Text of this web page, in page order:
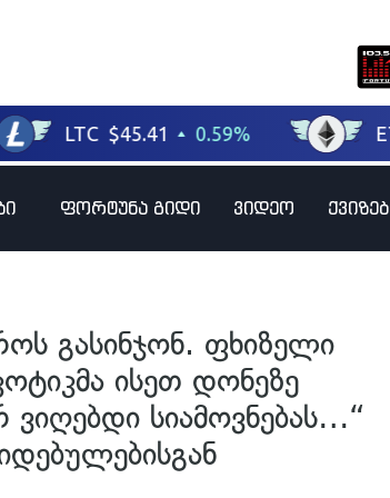
ფორტუნა გიდი ვიდეო
გასინჯონ. ფხიზელი
ისეთ დონეზე
სიამოვნებას…“